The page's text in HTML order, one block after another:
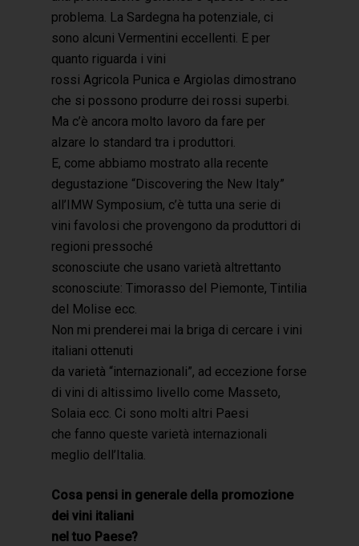
problema. La Sardegna ha potenziale, ci
sono alcuni Vermentini eccellenti. E per
quanto riguarda i vini
rossi Agricola Punica e Argiolas dimostrano
che si possono produrre dei rossi superbi.
Ma c’è ancora molto lavoro da fare per
alzare lo standard tra i produttori.
E, come abbiamo mostrato alla recente
degustazione “Discovering the New Italy”
all’IMW Symposium, c’è tutta una serie di
vini favolosi che provengono da produttori di
regioni pressoché
sconosciute che usano varietà altrettanto
sconosciute: Timorasso del Piemonte, Tintilia
del Molise ecc.
Non mi prenderei mai la briga di cercare i vini
italiani ottenuti
da varietà “internazionali”, ad eccezione forse
di vini di altissimo livello come Masseto,
Solaia ecc. Ci sono molti altri Paesi
che fanno queste varietà internazionali
meglio dell’Italia.
Cosa pensi in generale della promozione
dei vini italiani
nel tuo Paese?